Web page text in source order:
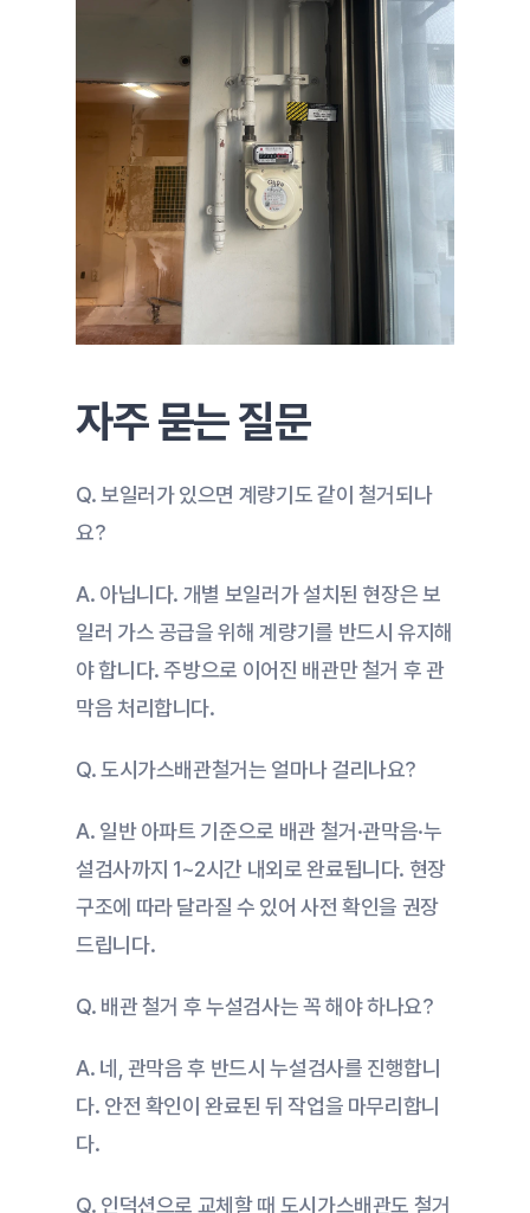
자주 묻는 질문
Q. 보일러가 있으면 계량기도 같이 철거되나
요?
A. 아닙니다. 개별 보일러가 설치된 현장은 보
일러 가스 공급을 위해 계량기를 반드시 유지해
야 합니다. 주방으로 이어진 배관만 철거 후 관
막음 처리합니다.
Q. 도시가스배관철거는 얼마나 걸리나요?
A. 일반 아파트 기준으로 배관 철거·관막음·누
설검사까지 1~2시간 내외로 완료됩니다. 현장
구조에 따라 달라질 수 있어 사전 확인을 권장
드립니다.
Q. 배관 철거 후 누설검사는 꼭 해야 하나요?
A. 네, 관막음 후 반드시 누설검사를 진행합니
다. 안전 확인이 완료된 뒤 작업을 마무리합니
다.
Q. 인덕션으로 교체할 때 도시가스배관도 철거